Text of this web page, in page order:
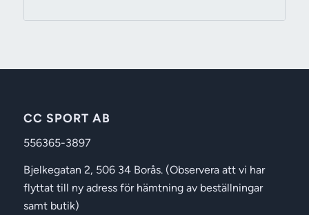
CC SPORT AB
556365-3897
Bjelkegatan 2, 506 34 Borås. (Observera att vi har
flyttat till ny adress för hämtning av beställningar
samt butik)